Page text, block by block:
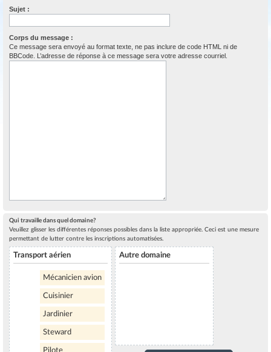
Sujet :
Corps du message :
Ce message sera envoyé au format texte, ne pas inclure de code HTML ni de
BBCode. L’adresse de réponse à ce message sera votre adresse courriel.
Qui travaille dans quel domaine?
Veuillez glisser les différentes réponses possibles dans la liste appropriée. Ceci est une mesure
permettant de lutter contre les inscriptions automatisées.
Transport aérien
Mécanicien avion
Cuisinier
Jardinier
Steward
Autre domaine